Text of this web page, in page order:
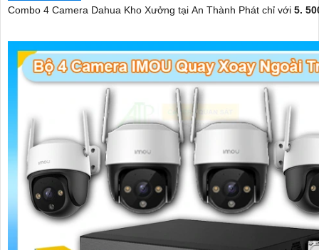
Combo 4 Camera Dahua Kho Xưởng tại An Thành Phát chỉ với 5.